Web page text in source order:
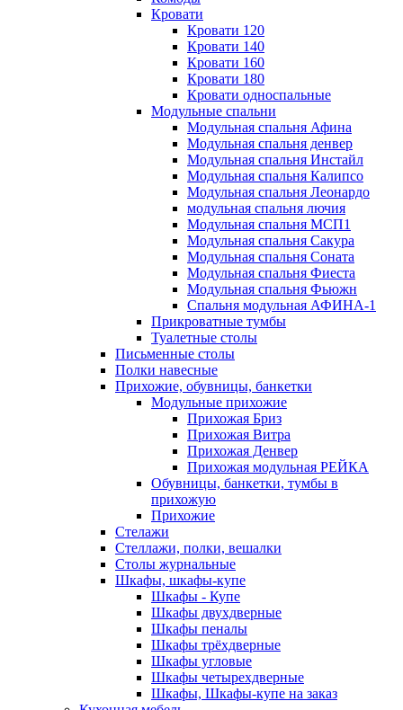
Кровати
Кровати 120
Кровати 140
Кровати 160
Кровати 180
Кровати односпальные
Модульные спальни
Модульная спальня Афина
Модульная спальня денвер
Модульная спальня Инстайл
Модульная спальня Калипсо
Модульная спальня Леонардо
модульная спальня лючия
Модульная спальня МСП1
Модульная спальня Сакура
Модульная спальня Соната
Модульная спальня Фиеста
Модульная спальня Фьюжн
Спальня модульная АФИНА-1
Прикроватные тумбы
Туалетные столы
Письменные столы
Полки навесные
Прихожие, обувницы, банкетки
Модульные прихожие
Прихожая Бриз
Прихожая Витра
Прихожая Денвер
Прихожая модульная РЕЙКА
Обувницы, банкетки, тумбы в
прихожую
Прихожие
Стелажи
Стеллажи, полки, вешалки
Столы журнальные
Шкафы, шкафы-купе
Шкафы - Купе
Шкафы двухдверные
Шкафы пеналы
Шкафы трёхдверные
Шкафы угловые
Шкафы четырехдверные
Шкафы, Шкафы-купе на заказ